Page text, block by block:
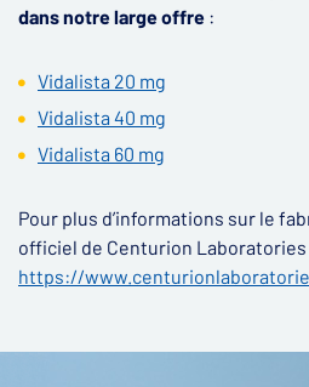
dans notre large offre :
Vidalista 20 mg
Vidalista 40 mg
Vidalista 60 mg
Pour plus d’informations sur le
officiel de Centurion Laboratories
https://